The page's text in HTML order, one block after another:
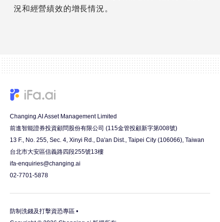
況和經營績效的增長情況。
Changing.AI Asset Management Limited
前進智能證券投資顧問股份有限公司 (115金管投顧新字第008號)
13 F., No. 255, Sec. 4, Xinyi Rd., Da'an Dist., Taipei City (106066), Taiwan
台北市大安區信義路四段255號13樓
ifa-enquiries@changing.ai
02-7701-5878
防制洗錢及打擊資恐專區 •